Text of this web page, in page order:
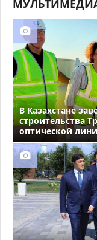
В Казахстане
строительства
оптической